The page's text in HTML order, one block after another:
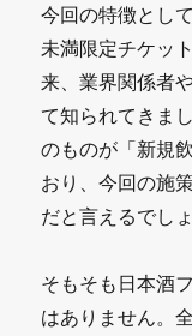
今回の特徴とし
未満限定チケッ
来、業界関係者
て知られてきま
のものが「新規
おり、今回の施
だと言えるでしょ
そもそも日本酒
はありません。